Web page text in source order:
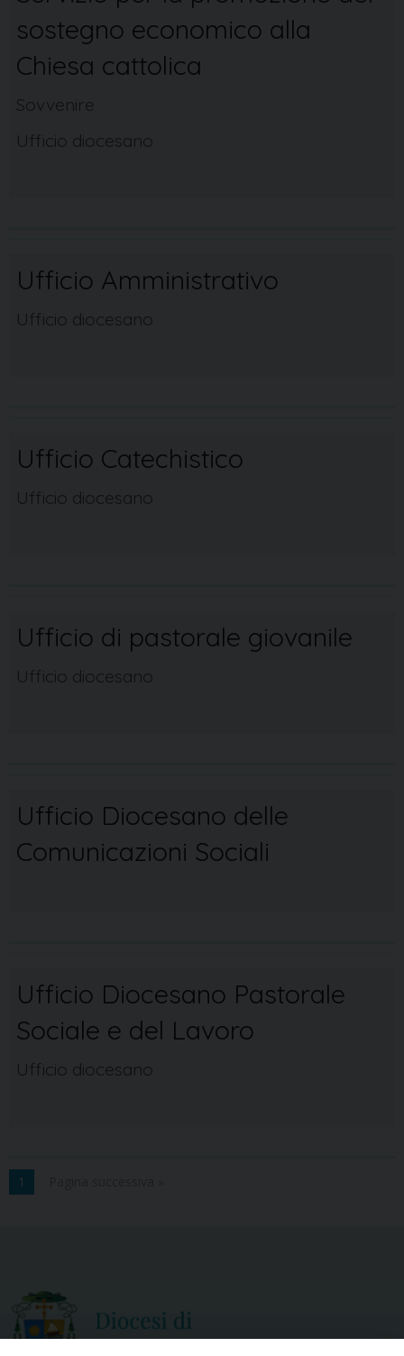
sostegno economico alla
Chiesa cattolica
Sovvenire
Ufficio diocesano
Ufficio Amministrativo
Ufficio diocesano
Ufficio Catechistico
Ufficio diocesano
Ufficio di pastorale giovanile
Ufficio diocesano
Ufficio Diocesano delle
Comunicazioni Sociali
Ufficio Diocesano Pastorale
Sociale e del Lavoro
Ufficio diocesano
1